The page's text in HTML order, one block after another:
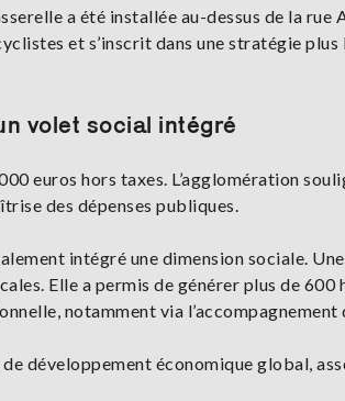
a été installée au-dessus de la rue
et s’inscrit dans une stratégie
volet social intégré
euros hors taxes. L’agglomération
des dépenses publiques.
intégré une dimension sociale.
Elle a permis de générer plus de 600
notamment via
développement économique global,